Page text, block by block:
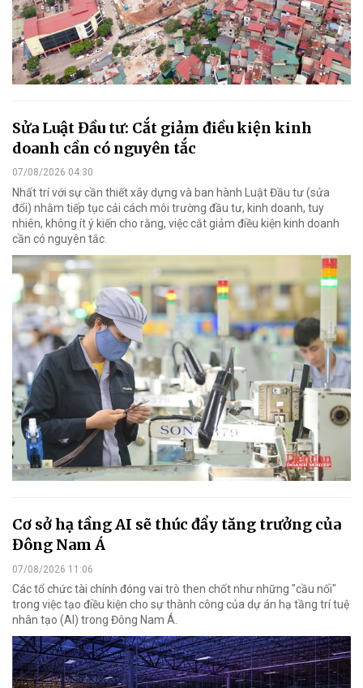
Sửa Luật Đầu tư: Cắt giảm điều kiện kinh
doanh cần có nguyên tắc
07/08/2026 04:30
Nhất trí với sự cần thiết xây dựng và ban hành Luật Đầu tư (sửa
đổi) nhằm tiếp tục cải cách môi trường đầu tư, kinh doanh, tuy
nhiên, không ít ý kiến cho rằng, việc cắt giảm điều kiện kinh doanh
cần có nguyên tắc.
Cơ sở hạ tầng AI sẽ thúc đẩy tăng trưởng của
Đông Nam Á
07/08/2026 11:06
Các tổ chức tài chính đóng vai trò then chốt như những "cầu nối"
trong việc tạo điều kiện cho sự thành công của dự án hạ tầng trí tuệ
nhân tạo (AI) trong Đông Nam Á.